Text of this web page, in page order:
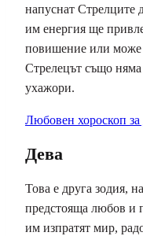
напуснат Стрелците
им енергия ще
повишение или може
Стрелецът също
ухажори.
Любовен хороскоп
Дева
Това е друга зодия,
предстояща любов и
им изпратят мир,